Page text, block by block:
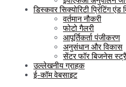
डिस्कवर सिक्योरिटी प्रिंटिंग
वर्तमान नौकरी
फोटो गैलरी
आपूर्तिकर्ता पंजीकरण
अनुसंधान और विकास
सेंटर फॉर बिजनेस
उल्लेखनीय ग्राहक
ई-कॉम वेबसाइट